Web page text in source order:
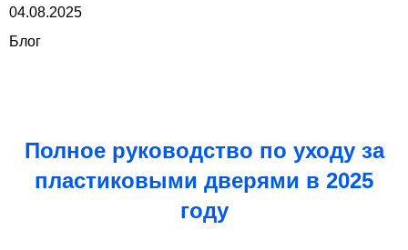
04.08.2025
Блог
Полное руководство по уходу за
пластиковыми дверями в 2025
году